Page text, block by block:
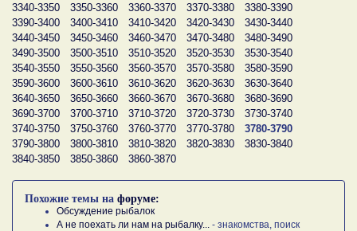
3340-3350
3350-3360 3360-3370 3370-3380
3380-3390
3390-3400
3400-3410 3410-3420 3420-3430
3430-3440
3440-3450
3450-3460 3460-3470 3470-3480
3480-3490
3490-3500
3500-3510 3510-3520 3520-3530
3530-3540
3540-3550
3550-3560 3560-3570 3570-3580
3580-3590
3590-3600
3600-3610 3610-3620 3620-3630
3630-3640
3640-3650
3650-3660 3660-3670 3670-3680
3680-3690
3690-3700
3700-3710 3710-3720 3720-3730
3730-3740
3740-3750
3750-3760 3760-3770 3770-3780
3780-3790
3790-3800
3800-3810 3810-3820 3820-3830
3830-3840
3840-3850
3850-3860 3860-3870
Похожие темы на форуме:
Обсуждение рыбалок
А не поехать ли нам на рыбалку...
- знакомства, поиск